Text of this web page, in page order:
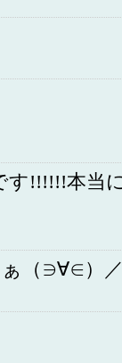
す!!!!!!本当
ぁ（∋∀∈）